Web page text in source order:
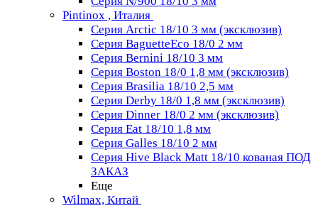
Pintinox , Италия
Серия Arctic 18/10 3 мм (эксклюзив)
Серия BaguetteEco 18/0 2 мм
Серия Bernini 18/10 3 мм
Серия Boston 18/0 1,8 мм (эксклюзив)
Серия Brasilia 18/10 2,5 мм
Серия Derby 18/0 1,8 мм (эксклюзив)
Серия Dinner 18/0 2 мм (эксклюзив)
Серия Eat 18/10 1,8 мм
Серия Galles 18/10 2 мм
Серия Hive Black Matt 18/10 кованая ПОД
ЗАКАЗ
Еще
Wilmax, Китай